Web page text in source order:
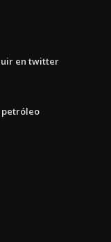
en twitter
petróleo